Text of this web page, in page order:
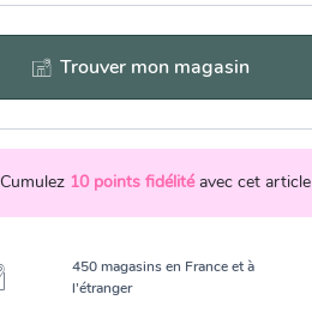
Trouver mon magasin
Cumulez 10 points fidélité avec cet article
450 magasins en France et à
l’étranger